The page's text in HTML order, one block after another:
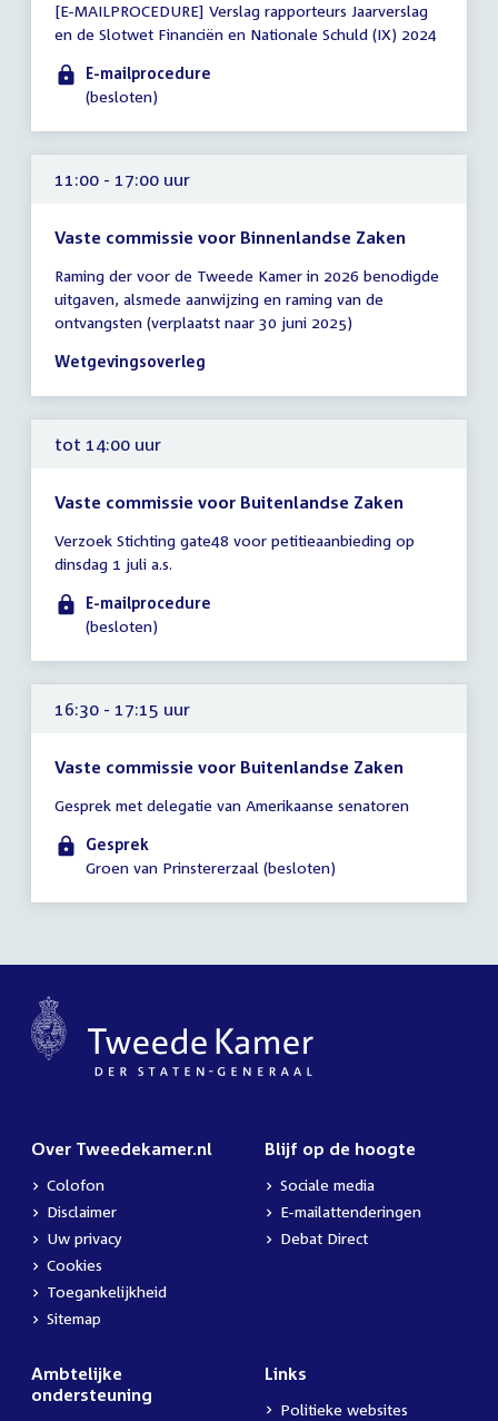
vergadering
tot
11:00
uur
[E-MAILPROCEDURE] Verslag rapporteurs Jaarverslag
en de Slotwet Financiën en Nationale Schuld (IX) 2024
E-mailprocedure
(besloten)
11:00 - 17:00 uur
Vaste commissie voor Binnenlandse Zaken
vergadering
11:00
-
17:00
Raming der voor de Tweede Kamer in 2026 benodigde
uitgaven, alsmede aanwijzing en raming van de
ontvangsten (verplaatst naar 30 juni 2025)
Wetgevingsoverleg
tot 14:00 uur
Vaste commissie voor Buitenlandse Zaken
vergadering
tot
14:00
uur
Verzoek Stichting gate48 voor petitieaanbieding op
dinsdag 1 juli a.s.
E-mailprocedure
(besloten)
16:30 - 17:15 uur
Vaste commissie voor Buitenlandse Zaken
vergadering
16:30
-
uur
Gesprek met delegatie van Amerikaanse senatoren
Gesprek
Groen van Prinstererzaal (besloten)
Over Tweedekamer.nl
Colofon
Disclaimer
Uw privacy
Cookies
Toegankelijkheid
Sitemap
Blijf op de hoogte
Sociale media
E-mailattenderingen
Debat Direct
Ambtelijke
ondersteuning
Links
Politieke websites